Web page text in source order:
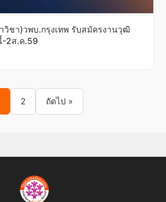
วิชา)วพบ.กรุงเทพ รับสมัครงานวุฒิ
-2ส.ค.59
2 ถัดไป »